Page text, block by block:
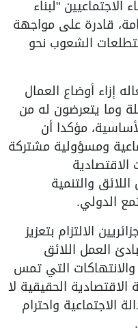
"لبناء
قادرة على مواجهة
الشعوب نحو
إزاء أوضاع العمال
وما يتعرضون له من
مؤكدا أن
ومسؤولية مشتركة
والتنمية
الدولي.
الالتزام بتعزيز
العمل اللائق
التي تمس
الاقتصادية الحقيقية لا
الاجتماعية واحترام